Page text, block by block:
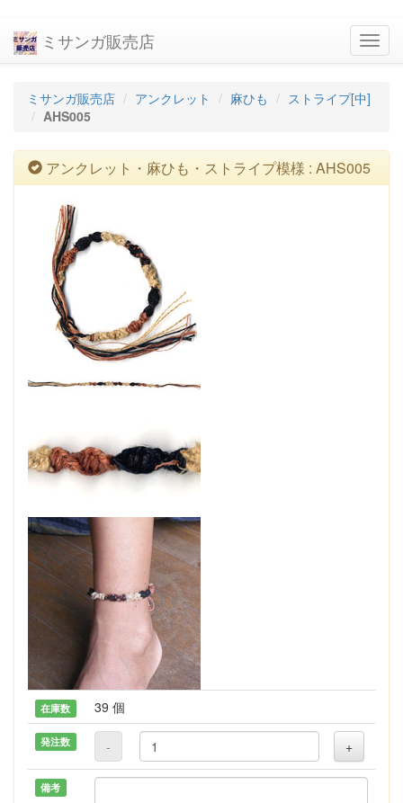
ミサンガ販売店
ミサンガ販売店 アンクレット 麻ひも
ストライプ[中]
AHS005
アンクレット・麻ひも・ストライプ模様 : AHS005
在庫数 39 個
発注数 - +
備考